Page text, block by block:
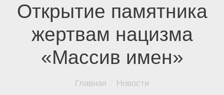
Открытие памятника
жертвам нацизма
«Массив имен»
Главная Новости